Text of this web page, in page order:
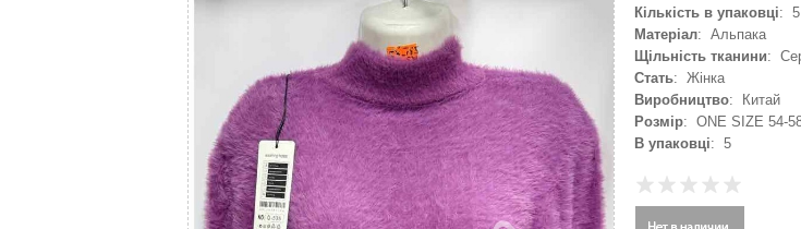
Кількість в упаковці: 5
Матеріал: Альпака
Щільність тканини:
Стать: Жінка
Виробництво: Китай
Розмір: ONE SIZE 54-
В упаковці: 5